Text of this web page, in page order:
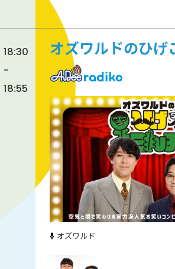
18:30
-
18:55
オズワルドのひげ
オズワルド